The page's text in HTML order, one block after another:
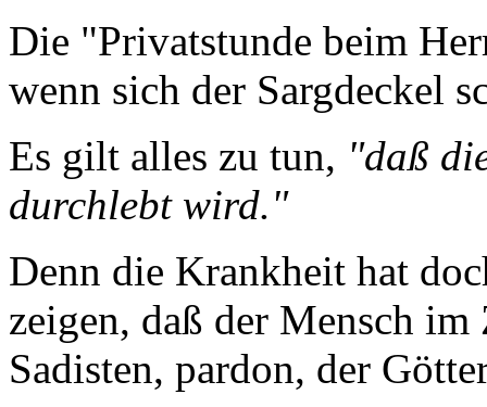
Die "Privatstunde beim
wenn sich der Sargdeckel
Es gilt alles zu tun, "daß
durchlebt wird."
Denn die Krankheit hat
zeigen, daß der Mensch im
Sadisten, pardon, der